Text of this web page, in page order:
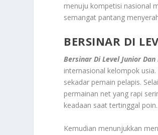
menuju kompetisi nasional
semangat pantang
BERSINAR DI
Bersinar Di Level Junior
internasional kelompok
sekadar pemain pelapis.
permainan net yang rapi
keadaan saat tertinggal poin.
Kemudian menunjukkan